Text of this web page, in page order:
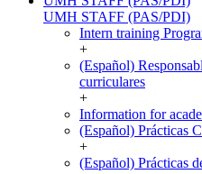
UMH STAFF (PAS/PDI)
Intern training
+
(Español)
curriculares
+
Information for
(Español) Prácticas
+
(Español) Prácticas